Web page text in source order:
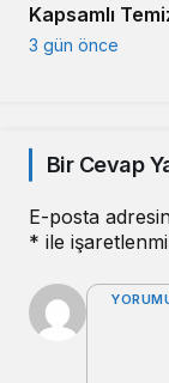
Kapsamlı
Çalışması
3 gün önce
Bir Cevap
E-posta
* ile